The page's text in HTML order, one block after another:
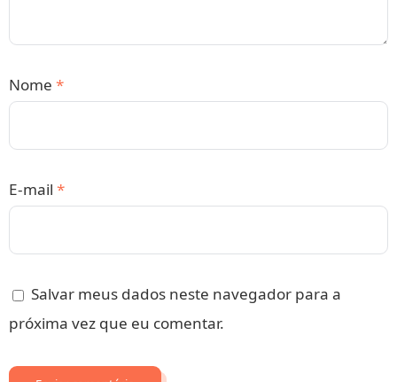
Nome *
E-mail *
Salvar meus dados neste navegador para a
próxima vez que eu comentar.